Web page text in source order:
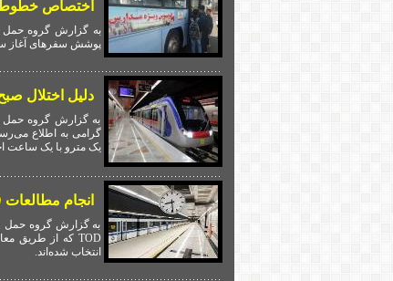
اختصاص خطوط
پوشش سفرهای آغاز
دلیل اختلال
به گزارش گروه حمل
یک مترو با یک ساعت
انجام مطالعات TOD برای ۳۸ ایستگاه متروی تهران
به گزارش گروه حمل
انتخاب شده‌اند.